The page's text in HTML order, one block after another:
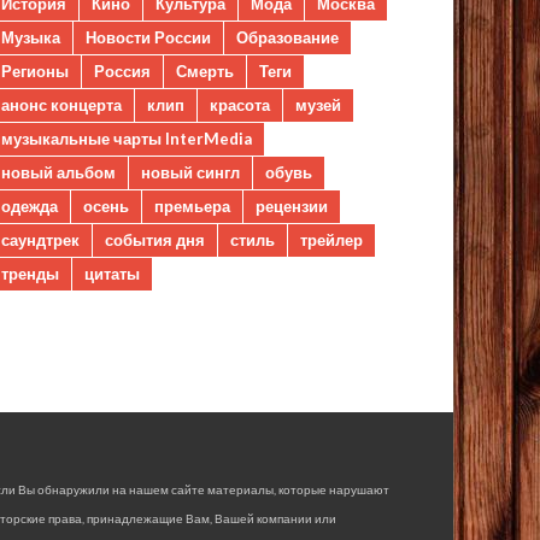
Музыка
Новости России
Образование
Регионы
Россия Смерть
Теги
анонс концерта
клип красота
музей
музыкальные чарты InterMedia
новый альбом
новый сингл
обувь
одежда
осень премьера
рецензии
саундтрек
события дня стиль
трейлер
тренды
цитаты
Вы обнаружили на нашем сайте материалы, которые нарушают
права, принадлежащие Вам, Вашей компании или